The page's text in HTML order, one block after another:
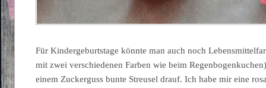
Für Kindergeburtstage könnte man auch noch
mit zwei verschiedenen Farben wie beim
einem Zuckerguss bunte Streusel drauf. Ich habe mir eine